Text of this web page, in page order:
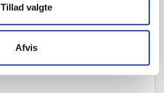
Tillad valgte
Afvis